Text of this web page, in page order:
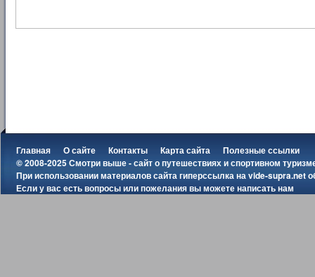
Главная О сайте Контакты Карта сайта
Полезные ссылки
© 2008-2025 Смотри выше - сайт о путешествиях и спортивном
При использовании материалов сайта гиперссылка наvide-supra.net
Если у вас есть вопросы или пожелания вы можетенаписать нам